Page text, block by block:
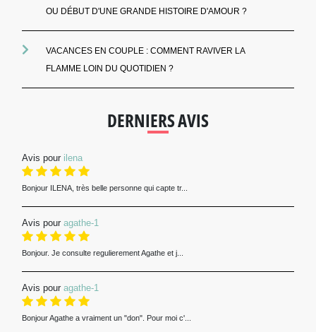
OU DÉBUT D'UNE GRANDE HISTOIRE D'AMOUR ?
VACANCES EN COUPLE : COMMENT RAVIVER LA
FLAMME LOIN DU QUOTIDIEN ?
DERNIERS AVIS
Avis pour ilena
Bonjour ILENA, très belle personne qui capte tr...
Avis pour agathe-1
Bonjour. Je consulte regulierement Agathe et j...
Avis pour agathe-1
Bonjour Agathe a vraiment un "don". Pour moi c'...